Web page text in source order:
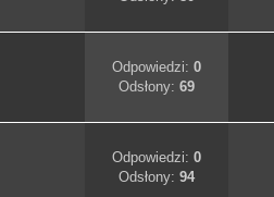
Odpowiedzi: 0
Odsłony: 69
Odpowiedzi: 0
Odsłony: 94